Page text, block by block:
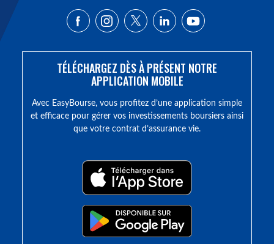
TÉLÉCHARGEZ DÈS À PRÉSENT NOTRE
APPLICATION MOBILE
Avec EasyBourse, vous profitez d’une application simple
et efficace pour gérer vos investissements boursiers ainsi
que votre contrat d’assurance vie.